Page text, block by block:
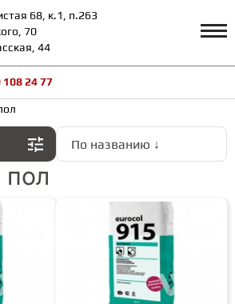
68, к.1, п.263
70
44
Профиль
ПЛИТКА
ДОСКА
108 24 77
По названию ↓